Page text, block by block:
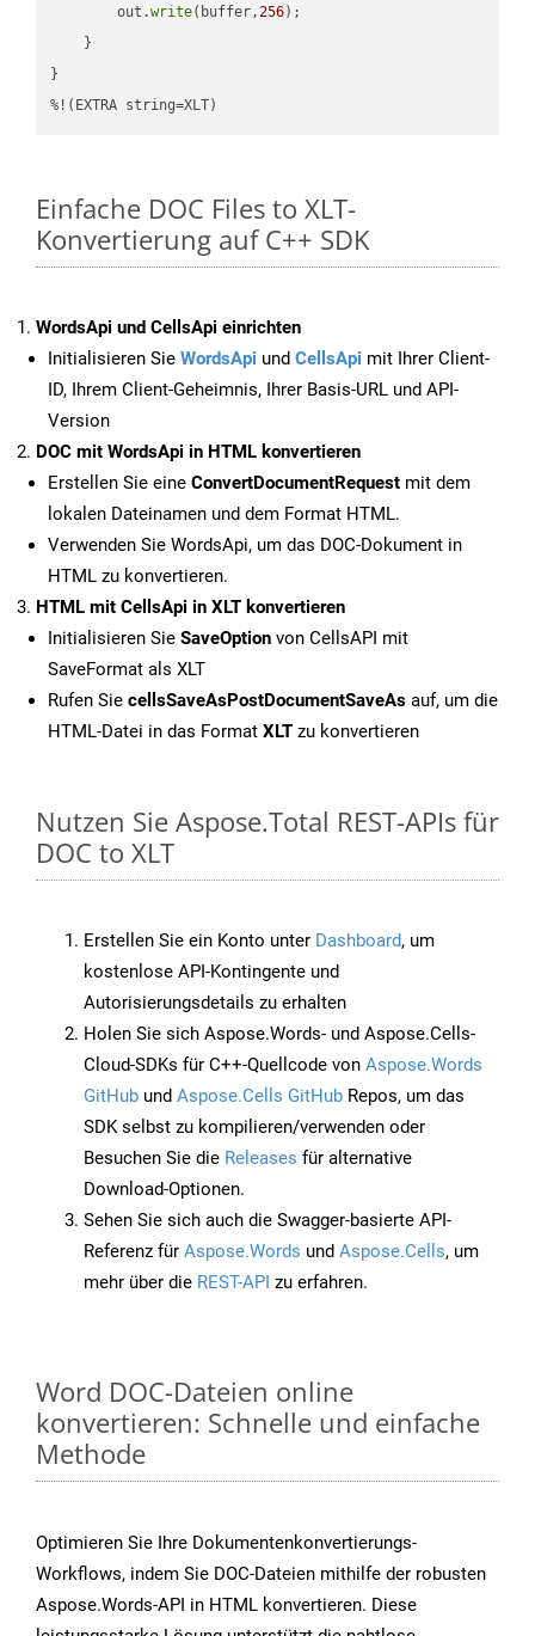
        out.
write(buffer,256);
    }
}
%!(EXTRA string=XLT)
Einfache DOC Files to XLT-
Konvertierung auf C++ SDK
WordsApi und CellsApi einrichten
Initialisieren Sie WordsApi und CellsApi mit Ihrer Client-
ID, Ihrem Client-Geheimnis, Ihrer Basis-URL und API-
Version
DOC mit WordsApi in HTML konvertieren
Erstellen Sie eine ConvertDocumentRequest mit dem
lokalen Dateinamen und dem Format HTML.
Verwenden Sie WordsApi, um das DOC-Dokument in
HTML zu konvertieren.
HTML mit CellsApi in XLT konvertieren
Initialisieren Sie SaveOption von CellsAPI mit
SaveFormat als XLT
Rufen Sie cellsSaveAsPostDocumentSaveAs auf, um die
HTML-Datei in das Format XLT zu konvertieren
Nutzen Sie Aspose.Total REST-APIs für
DOC to XLT
Erstellen Sie ein Konto unter Dashboard, um
kostenlose API-Kontingente und
Autorisierungsdetails zu erhalten
Holen Sie sich Aspose.Words- und Aspose.Cells-
Cloud-SDKs für C++-Quellcode von Aspose.Words
GitHub und Aspose.Cells GitHub Repos, um das
SDK selbst zu kompilieren/verwenden oder
Besuchen Sie die Releases für alternative
Download-Optionen.
Sehen Sie sich auch die Swagger-basierte API-
Referenz für Aspose.Words und Aspose.Cells, um
mehr über die REST-API zu erfahren.
Word DOC-Dateien online
konvertieren: Schnelle und einfache
Methode
Optimieren Sie Ihre Dokumentenkonvertierungs-
Workflows, indem Sie DOC-Dateien mithilfe der robusten
Aspose.Words-API in HTML konvertieren. Diese